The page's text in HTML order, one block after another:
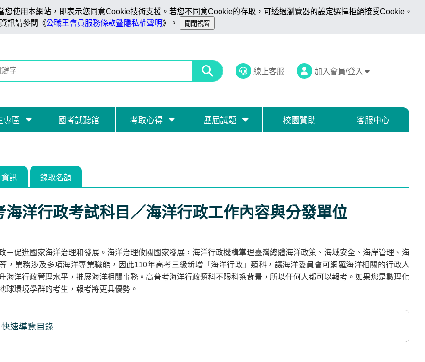
使用本網站，即表示您同意Cookie技術支援。若您不同意Cookie的存取，可透過瀏覽器的設定選擇拒絕接受Cookie。
訊請參閱《公職王會員服務條款暨隱私權聲明》。
線上客服 加入會員/登入
專區 國考試聽館 考取心得 歷屆試題 校園贊助 客服中心
資訊 錄取名額
海洋行政考試科目／海洋行政工作內容與分發單位
－促進國家海洋治理和發展。海洋治理攸關國家發展，海洋行政機構掌理臺灣總體海洋政策、海域安全、海岸管理、海
，業務涉及多項海洋專業職能，因此110年高考三級新增「海洋行政」類科，讓海洋委員會可網羅海洋相關的行政人
海洋行政管理水平，推展海洋相關事務。高普考海洋行政類科不限科系背景，所以任何人都可以報考。如果您是數理化
球環境學群的考生，報考將更具優勢。
快速導覽目錄